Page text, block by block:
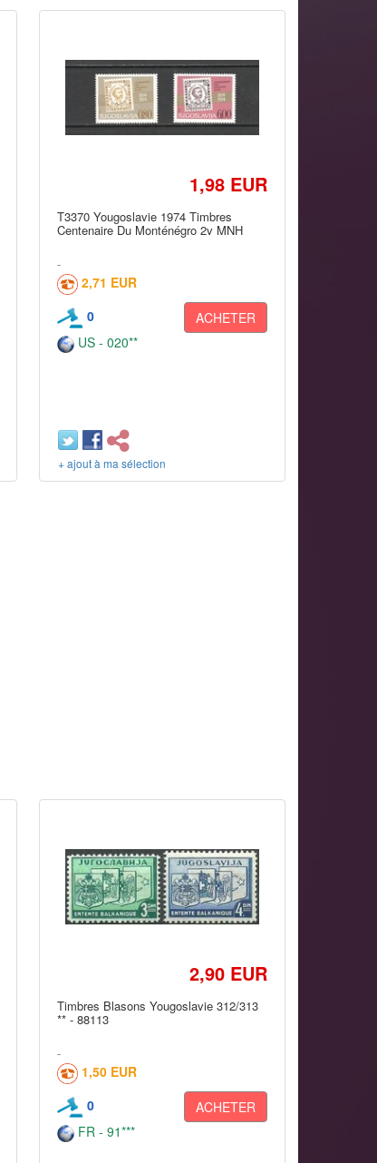
1,98 EUR
T3370 Yougoslavie 1974 Timbres
Centenaire Du Monténégro 2v MNH
2,71 EUR
0
ACHETER
US - 020**
+ ajout à ma sélection
2,90 EUR
Timbres Blasons Yougoslavie 312/313
** - 88113
1,50 EUR
0
ACHETER
FR - 91***